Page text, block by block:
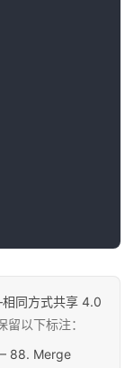
同方式共享 4.0
留以下标注：
– 88. Merge